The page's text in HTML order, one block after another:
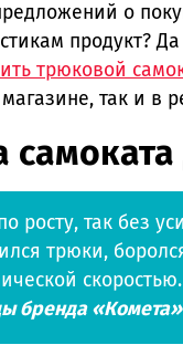
о
продукт?
трюковой
так и в
росту, так без
трюки,
скоростью.
бренда «Комета»